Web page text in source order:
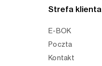
Strefa klienta
E-BOK
Poczta
Kontakt